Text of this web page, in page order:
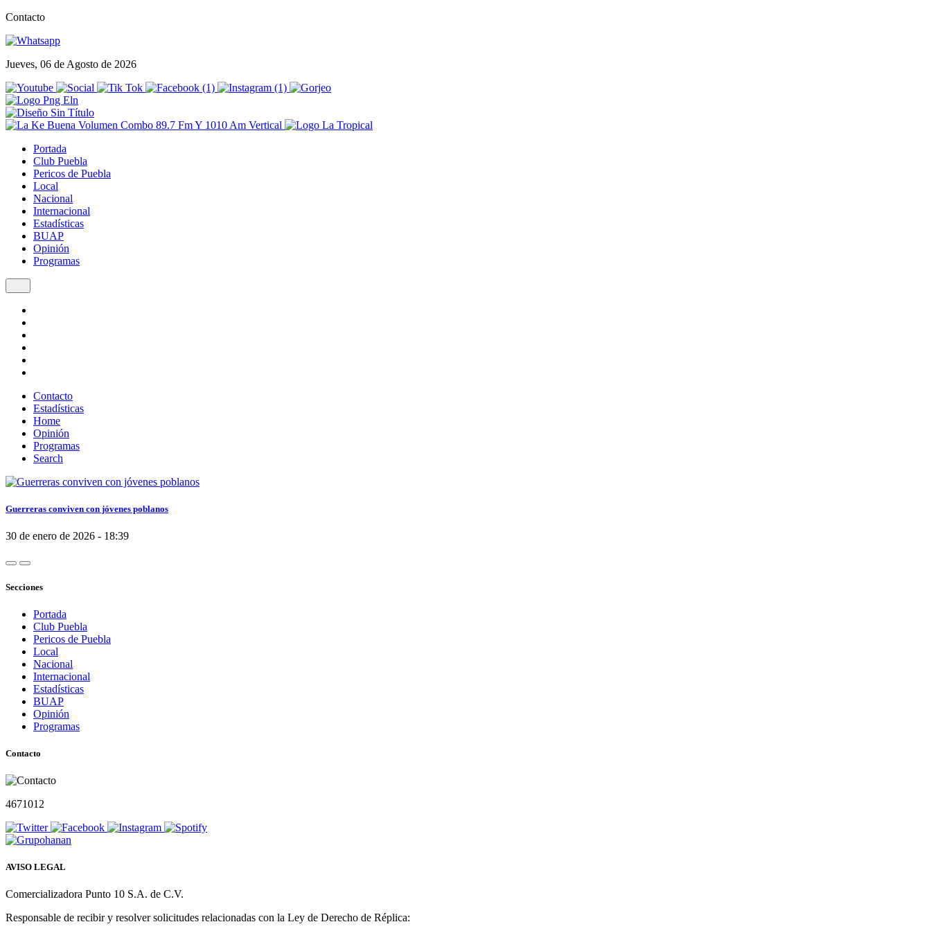
Contacto
Jueves, 06 de Agosto de 2026
Portada
Club Puebla
Pericos de Puebla
Local
Nacional
Internacional
Estadísticas
BUAP
Opinión
Programas
Contacto
Estadísticas
Home
Opinión
Programas
Search
Guerreras conviven con jóvenes poblanos
30 de enero de 2026 - 18:39
Secciones
Portada
Club Puebla
Pericos de Puebla
Local
Nacional
Internacional
Estadísticas
BUAP
Opinión
Programas
Contacto
4671012
AVISO LEGAL
Comercializadora Punto 10 S.A. de C.V.
Responsable de recibir y resolver solicitudes relacionadas con la Ley de Derecho de Réplica: